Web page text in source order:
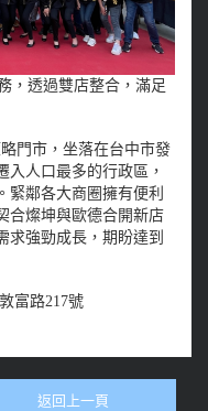
，透過雙店整合，滿足
門市，坐落在台中市發
入人口最多的行政區，
緊鄰各大商圈擁有便利
合燦坤與歐德合開新店
求強勁成長，期盼達到
富路217號
返回上一頁